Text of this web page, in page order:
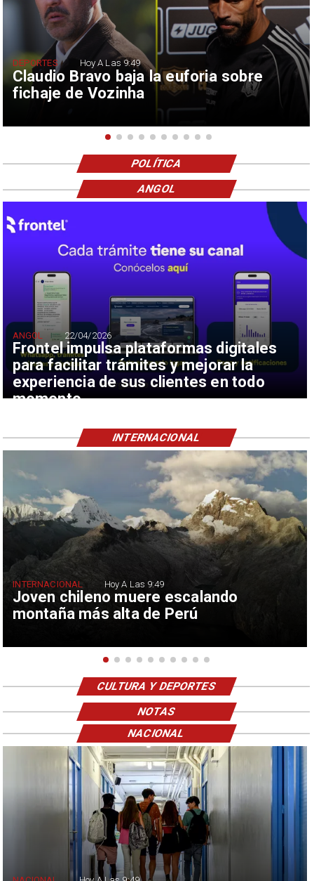
Claudio Bravo baja la euforia sobre
fichaje de Vozinha
DEPORTES Hoy A Las 9:49
POLÍTICA
Frontel impulsa plataformas digitales
para facilitar trámites y mejorar la
experiencia de sus clientes en todo
momento
ANGOL 22/04/2026
ANGOL
Joven chileno muere escalando
montaña más alta de Perú
INTERNACIONAL Hoy A Las 9:49
INTERNACIONAL
CULTURA Y DEPORTES
NOTAS
NACIONAL